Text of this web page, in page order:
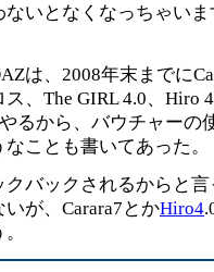
いとなくなっちゃい
は、2008年末までに
、The GIRL 4.0、Hiro
るから、バウチャーの
ことも書いてあった。
バックされるからと
が、Carara7とかHiro4